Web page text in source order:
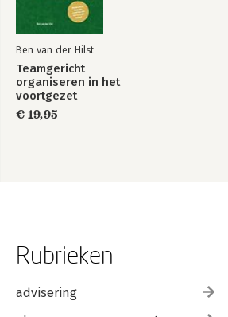
Ben van der Hilst
Teamgericht
organiseren in het
voortgezet
onderwijs
€ 19,95
Rubrieken
advisering